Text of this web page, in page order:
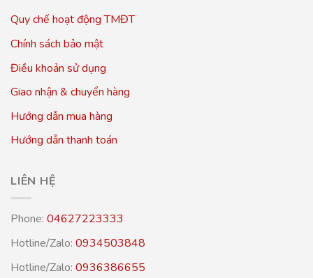
Quy chế hoạt động TMĐT
Chính sách bảo mật
Điều khoản sử dụng
Giao nhận & chuyển hàng
Hướng dẫn mua hàng
Hướng dẫn thanh toán
LIÊN HỆ
Phone: 04627223333
Hotline/Zalo: 0934503848
Hotline/Zalo: 0936386655